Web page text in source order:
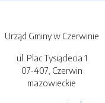
Urząd Gminy w Czerwinie
ul. Plac Tysiąclecia 1
07-407, Czerwin
mazowieckie